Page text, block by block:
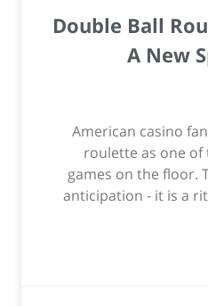
Double Ball
A New
American casino
roulette as one of
games on the floor.
anticipation - it is a